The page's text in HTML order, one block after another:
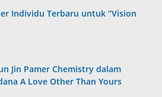
Individu Terbaru untuk “Vision
Jin Pamer Chemistry dalam
A Love Other Than Yours